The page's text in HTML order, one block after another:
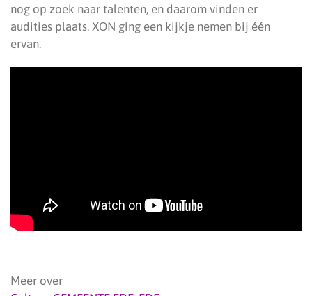
nog op zoek naar talenten, en daarom vinden er
audities plaats. XON ging een kijkje nemen bij één
ervan.
Meer over